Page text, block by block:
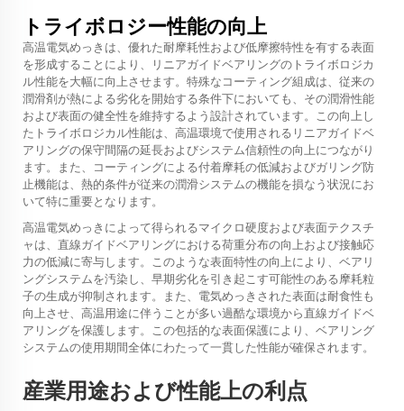
トライボロジー性能の向上
高温電気めっきは、優れた耐摩耗性および低摩擦特性を有する表面
を形成することにより、リニアガイドベアリングのトライボロジカ
ル性能を大幅に向上させます。特殊なコーティング組成は、従来の
潤滑剤が熱による劣化を開始する条件下においても、その潤滑性能
および表面の健全性を維持するよう設計されています。この向上し
たトライボロジカル性能は、高温環境で使用されるリニアガイドベ
アリングの保守間隔の延長およびシステム信頼性の向上につながり
ます。また、コーティングによる付着摩耗の低減およびガリング防
止機能は、熱的条件が従来の潤滑システムの機能を損なう状況にお
いて特に重要となります。
高温電気めっきによって得られるマイクロ硬度および表面テクスチ
ャは、直線ガイドベアリングにおける荷重分布の向上および接触応
力の低減に寄与します。このような表面特性の向上により、ベアリ
ングシステムを汚染し、早期劣化を引き起こす可能性のある摩耗粒
子の生成が抑制されます。また、電気めっきされた表面は耐食性も
向上させ、高温用途に伴うことが多い過酷な環境から直線ガイドベ
アリングを保護します。この包括的な表面保護により、ベアリング
システムの使用期間全体にわたって一貫した性能が確保されます。
産業用途および性能上の利点